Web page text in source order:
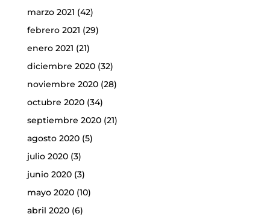
marzo 2021 (42)
febrero 2021 (29)
enero 2021 (21)
diciembre 2020(32)
noviembre 2020(28)
octubre 2020(34)
septiembre 2020(21)
agosto 2020(5)
julio 2020(3)
junio 2020(3)
mayo 2020(10)
abril 2020(6)